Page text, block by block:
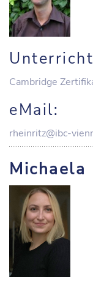
Cambridge
eMail:
rheinritz@ibc-
Michaela